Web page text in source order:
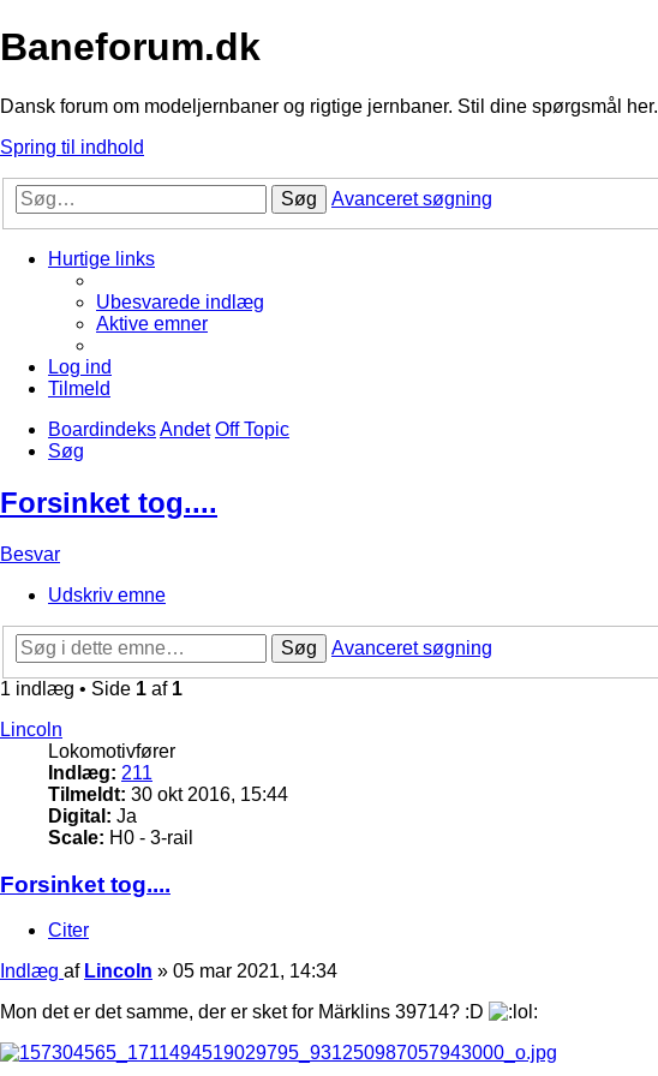
Baneforum.dk
Dansk forum om modeljernbaner og rigtige jernbaner. Stil dine spørgsmål her.
Spring til indhold
Søg Avanceret søgning
Hurtige links
Ubesvarede indlæg
Aktive emner
Log ind
Tilmeld
BoardindeksAndet Off Topic
Søg
Forsinket tog....
Besvar
Udskriv emne
Søg
Avanceret søgning
1 indlæg • Side 1 af 1
Lincoln
Lokomotivfører
Indlæg: 211
Tilmeldt: 30 okt 2016, 15:44
Digital: Ja
Scale: H0 - 3-rail
Forsinket tog....
Citer
Indlæg af Lincoln » 05 mar 2021, 14:34
Mon det er det samme, der er sket for Märklins 39714? :D